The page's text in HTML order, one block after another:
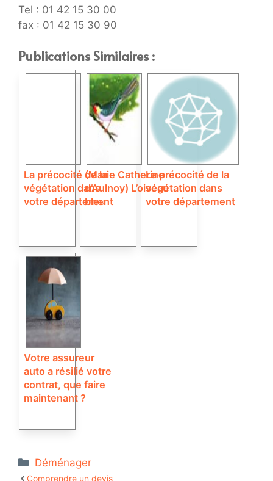
Tel : 01 42 15 30 00
fax : 01 42 15 30 90
Publications Similaires :
La précocité de la
végétation dans
votre département
(Marie Catherine
d’Aulnoy) L’oiseau
bleu
La précocité de la
végétation dans
votre département
Votre assureur
auto a résilié votre
contrat, que faire
maintenant ?
Catégories
Déménager
Comprendre un devis